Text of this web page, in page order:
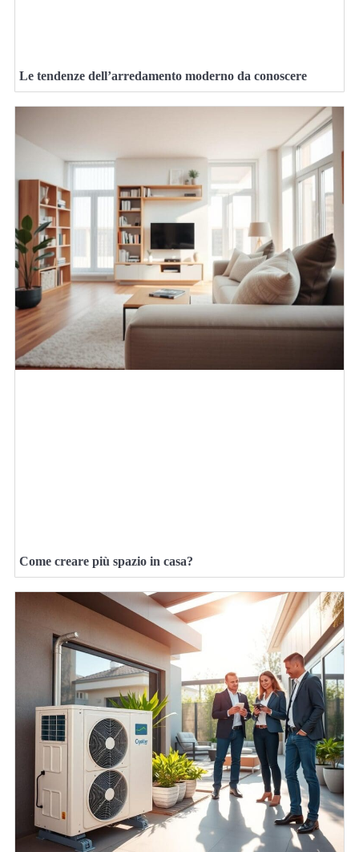
Le tendenze dell’arredamento moderno da conoscere
Come creare più spazio in casa?